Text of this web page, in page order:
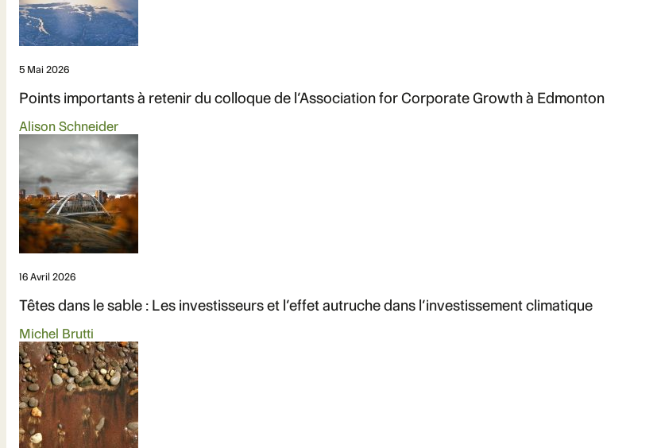
5 Mai 2026
Points importants à retenir du colloque de l’Association for Corporate Growth à Edmonton
Alison Schneider
16 Avril 2026
Têtes dans le sable : Les investisseurs et l’effet autruche dans l’investissement climatique
Michel Brutti